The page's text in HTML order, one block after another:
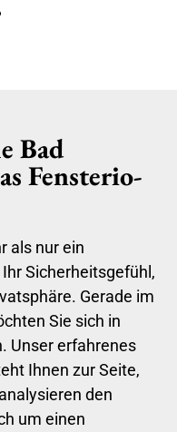
Bad
Fensterio-
als nur ein
Sicherheitsgefühl,
Gerade im
Sie sich in
Unser erfahrenes
Ihnen zur Seite,
den
um einen